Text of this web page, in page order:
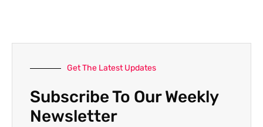
Get The Latest Updates
Subscribe To Our Weekly
Newsletter